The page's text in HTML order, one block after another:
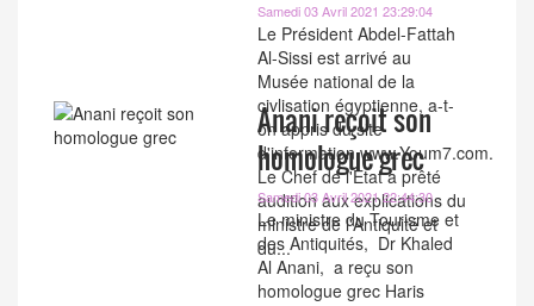
Samedi 03 Avril 2021 23:29:04
Le Président Abdel-Fattah
Al-Sissi est arrivé au
Musée national de la
civlisation égyptienne, a-t-
on appris du site
d'information www.Youm7.com.
Le Chef de l'Etat a prêté
audition aux explications du
ministre de l'Antiquité et
du...
Anani reçoit son
homologue grec
Samedi 03 Avril 2021 22:44:30
Le ministre du Tourisme et
des Antiquités, Dr Khaled
Al Anani, a reçu son
homologue grec Haris